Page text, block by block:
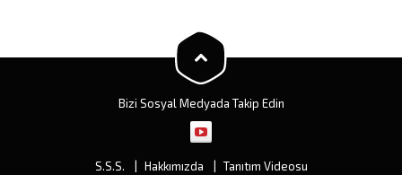
kiremitlerin toplanmasından...
Bizi Sosyal Medyada Takip Edin
S.S.S. Hakkımızda Tanıtım Videosu
Müşteri Temsilcisi